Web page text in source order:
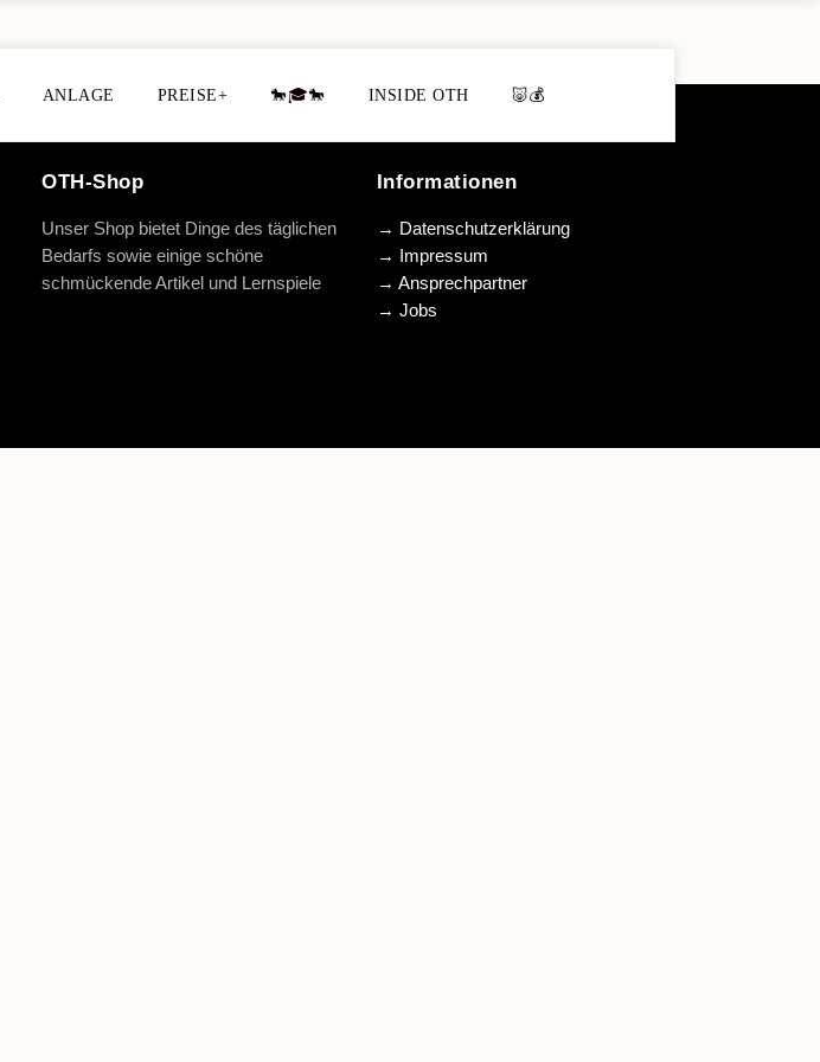
ANLAGE PREISE+ 🐎🎓🐎 INSIDE OTH 🐷💰
OTH-Shop
Unser Shop bietet Dinge des täglichen
Bedarfs sowie einige schöne
schmückende Artikel und Lernspiele
Informationen
→ Datenschutzerklärung
→ Impressum
→ Ansprechpartner
→ Jobs